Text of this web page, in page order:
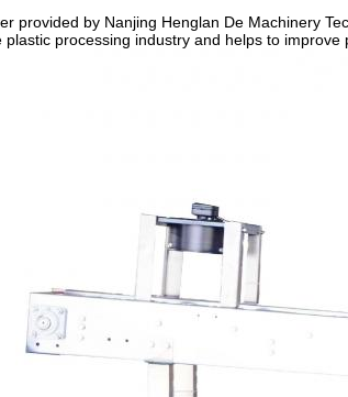
provided by Nanjing Henglan De Machinery
plastic processing industry and helps to